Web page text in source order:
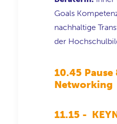
Goals
nachhaltige
der
10.45 Pause
Networking
11.15 -